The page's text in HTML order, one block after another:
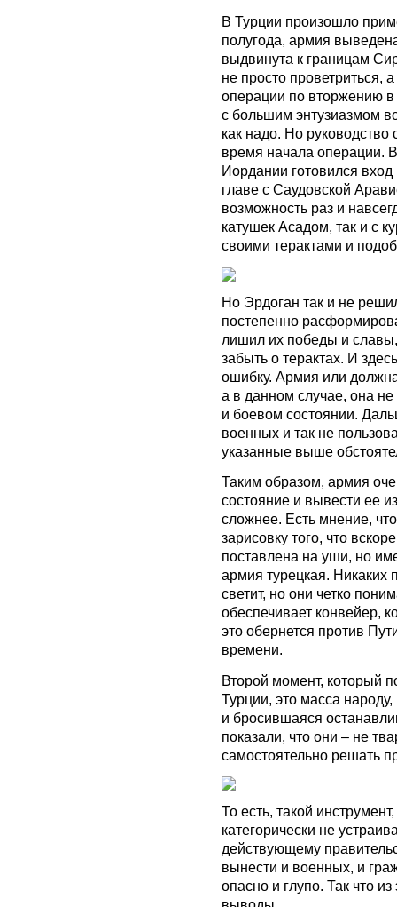
В Турции произошло
полугода, армия
выдвинута к границам
не просто проветриться,
операции по вторжению
с большим энтузиазмом
как надо. Но руководство
время начала операции.
Иордании готовился
главе с Саудовской
возможность раз и
катушек Асадом, так и с
своими терактами и
Но Эрдоган так и не
постепенно
лишил их победы и
забыть о терактах. И
ошибку. Армия или
а в данном случае, она
и боевом состоянии.
военных и так не
указанные выше
Таким образом, армия
состояние и вывести ее
сложнее. Есть мнение,
зарисовку того, что
поставлена на уши, но
армия турецкая.
светит, но они четко
обеспечивает конвейер,
это обернется против
времени.
Второй момент, который
Турции, это масса
и бросившаяся
показали, что они – не
самостоятельно решать
То есть, такой
категорически не
действующему
вынести и военных, и
опасно и глупо. Так что